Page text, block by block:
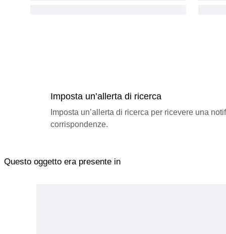
Imposta un’allerta di ricerca
Imposta un’allerta di ricerca per ricevere una
corrispondenze.
Questo oggetto era presente in